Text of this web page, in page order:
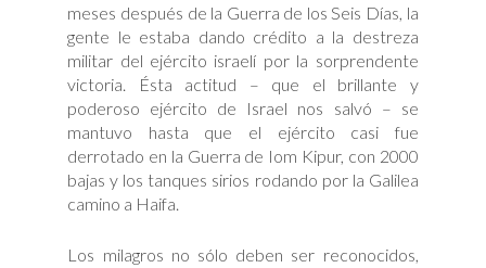
meses después de la Guerra de los Seis Días, la
gente le estaba dando crédito a la destreza
militar del ejército israelí por la sorprendente
victoria. Ésta actitud – que el brillante y
poderoso ejército de Israel nos salvó – se
mantuvo hasta que el ejército casi fue
derrotado en la Guerra de Iom Kipur, con 2000
bajas y los tanques sirios rodando por la Galilea
camino a Haifa.
Los milagros no sólo deben ser reconocidos,